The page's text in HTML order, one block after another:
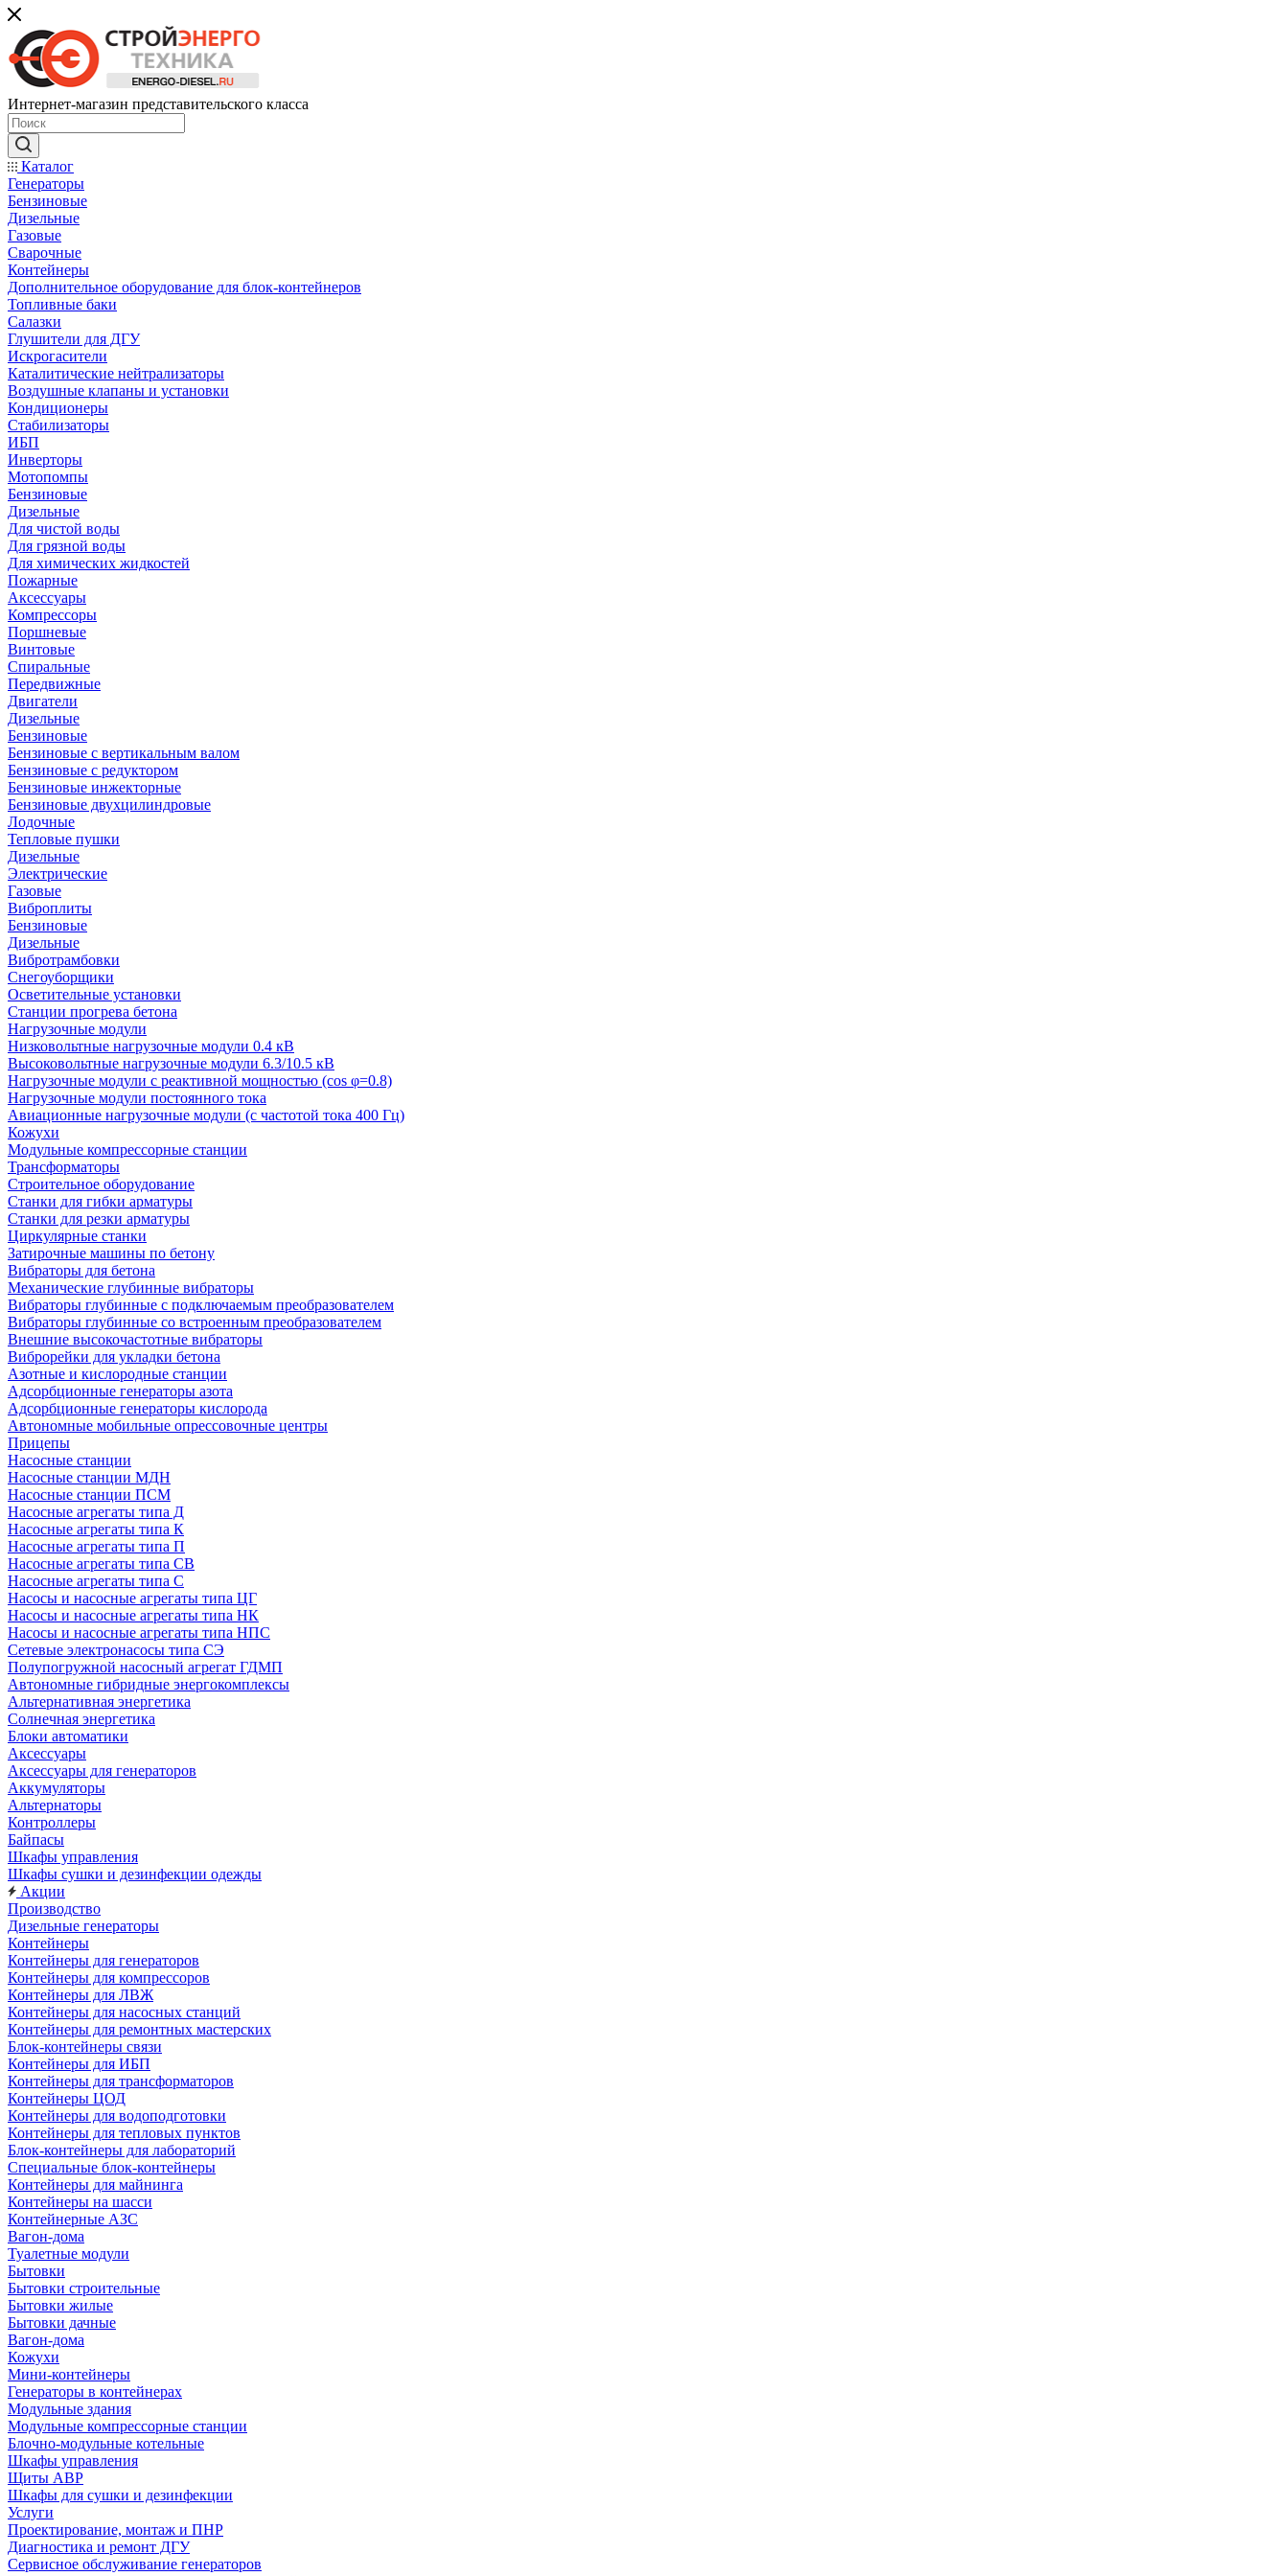
Интернет-магазин представительского класса
Каталог
Генераторы
Бензиновые
Дизельные
Газовые
Сварочные
Контейнеры
Дополнительное оборудование для блок-контейнеров
Топливные баки
Салазки
Глушители для ДГУ
Искрогасители
Каталитические нейтрализаторы
Воздушные клапаны и установки
Кондиционеры
Стабилизаторы
ИБП
Инверторы
Мотопомпы
Бензиновые
Дизельные
Для чистой воды
Для грязной воды
Для химических жидкостей
Пожарные
Аксессуары
Компрессоры
Поршневые
Винтовые
Спиральные
Передвижные
Двигатели
Дизельные
Бензиновые
Бензиновые с вертикальным валом
Бензиновые с редуктором
Бензиновые инжекторные
Бензиновые двухцилиндровые
Лодочные
Тепловые пушки
Дизельные
Электрические
Газовые
Виброплиты
Бензиновые
Дизельные
Вибротрамбовки
Снегоуборщики
Осветительные установки
Станции прогрева бетона
Нагрузочные модули
Низковольтные нагрузочные модули 0.4 кВ
Высоковольтные нагрузочные модули 6.3/10.5 кВ
Нагрузочные модули с реактивной мощностью (cos φ=0.8)
Нагрузочные модули постоянного тока
Авиационные нагрузочные модули (с частотой тока 400 Гц)
Кожухи
Модульные компрессорные станции
Трансформаторы
Строительное оборудование
Станки для гибки арматуры
Станки для резки арматуры
Циркулярные станки
Затирочные машины по бетону
Вибраторы для бетона
Механические глубинные вибраторы
Вибраторы глубинные с подключаемым преобразователем
Вибраторы глубинные со встроенным преобразователем
Внешние высокочастотные вибраторы
Виброрейки для укладки бетона
Азотные и кислородные станции
Адсорбционные генераторы азота
Адсорбционные генераторы кислорода
Автономные мобильные опрессовочные центры
Прицепы
Насосные станции
Насосные станции МДН
Насосные станции ПСМ
Насосные агрегаты типа Д
Насосные агрегаты типа К
Насосные агрегаты типа П
Насосные агрегаты типа СВ
Насосные агрегаты типа С
Насосы и насосные агрегаты типа ЦГ
Насосы и насосные агрегаты типа НК
Насосы и насосные агрегаты типа НПС
Сетевые электронасосы типа СЭ
Полупогружной насосный агрегат ГДМП
Автономные гибридные энергокомплексы
Альтернативная энергетика
Солнечная энергетика
Блоки автоматики
Аксессуары
Аксессуары для генераторов
Аккумуляторы
Альтернаторы
Контроллеры
Байпасы
Шкафы управления
Шкафы сушки и дезинфекции одежды
Акции
Производство
Дизельные генераторы
Контейнеры
Контейнеры для генераторов
Контейнеры для компрессоров
Контейнеры для ЛВЖ
Контейнеры для насосных станций
Контейнеры для ремонтных мастерских
Блок-контейнеры связи
Контейнеры для ИБП
Контейнеры для трансформаторов
Контейнеры ЦОД
Контейнеры для водоподготовки
Контейнеры для тепловых пунктов
Блок-контейнеры для лабораторий
Специальные блок-контейнеры
Контейнеры для майнинга
Контейнеры на шасси
Контейнерные АЗС
Вагон-дома
Туалетные модули
Бытовки
Бытовки строительные
Бытовки жилые
Бытовки дачные
Вагон-дома
Кожухи
Мини-контейнеры
Генераторы в контейнерах
Модульные здания
Модульные компрессорные станции
Блочно-модульные котельные
Шкафы управления
Щиты АВР
Шкафы для сушки и дезинфекции
Услуги
Проектирование, монтаж и ПНР
Диагностика и ремонт ДГУ
Сервисное обслуживание генераторов